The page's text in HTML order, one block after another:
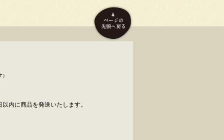
内に商品を発送いたします。